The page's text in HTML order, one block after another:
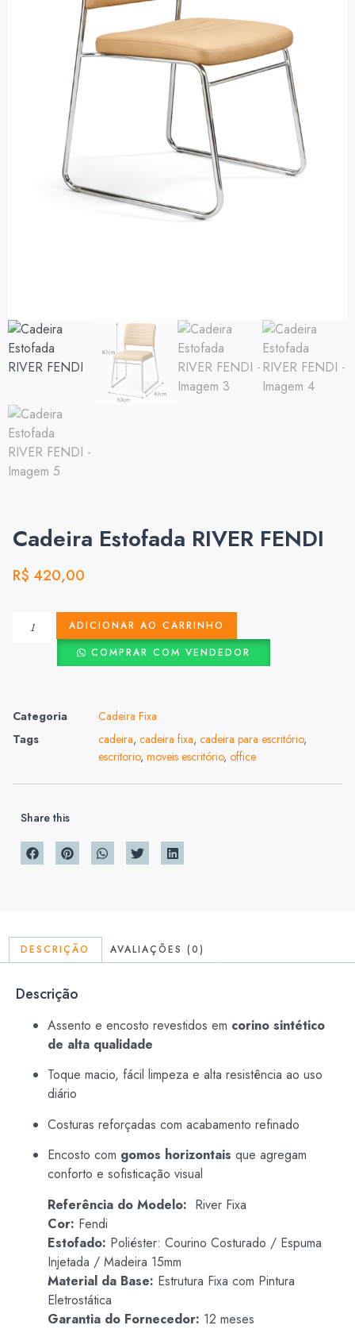
Cadeira Estofada RIVER FENDI
R$ 420,00
ADICIONAR AO CARRINHO
COMPRAR COM VENDEDOR
Categoria
Cadeira Fixa
Tags
cadeira, cadeira fixa, cadeira para escritório,
escritorio, moveis escritório, office
Share this
DESCRIÇÃO AVALIAÇÕES (0)
Descrição
Assento e encosto revestidos em corino sintético
de alta qualidade
Toque macio, fácil limpeza e alta resistência ao uso
diário
Costuras reforçadas com acabamento refinado
Encosto com gomos horizontais que agregam
conforto e sofisticação visual
Referência do Modelo: River Fixa
Cor: Fendi
Estofado: Poliéster: Courino Costurado / Espuma
Injetada / Madeira 15mm
Material da Base: Estrutura Fixa com Pintura
Eletrostática
Garantia do Fornecedor: 12 meses